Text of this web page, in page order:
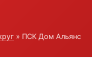
» ПСК Дом Альянс